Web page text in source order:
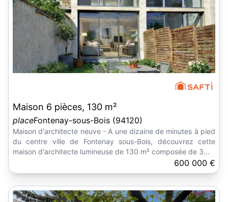
Maison 6 pièces, 130 m²
placeFontenay-sous-Bois (94120)
Maison d'architecte neuve - A une dizaine de minutes à pied
du centre ville de Fontenay sous-Bois, découvrez cette
maison d'architecte lumineuse de 130 m² composée de 3...
600 000 €